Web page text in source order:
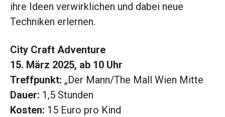
ihre Ideen verwirklichen und dabei neue
Techniken erlernen.
City Craft Adventure
15. März 2025, ab 10 Uhr
Treffpunkt: „Der Mann/The Mall Wien Mitte
Dauer: 1,5 Stunden
Kosten: 15 Euro pro Kind